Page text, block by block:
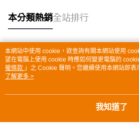
本分類熱銷全站排行
熱門標籤
本網站中使用 cookie，欲查詢有關本網站使用
望在電腦上使用 cookie 時應如何變更電腦的
權條款 」之 Cookie 聲明。您繼續使用本網站即
用條款之 Cookie 聲明使用 cookie。
了解更多 >
我知道了